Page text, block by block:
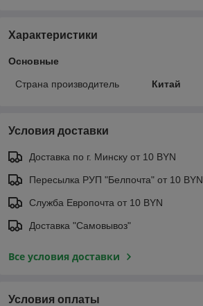
Характеристики
Основные
Страна производитель Китай
Условия доставки
Доставка по г. Минску от 10 BYN
Пересылка РУП "Белпочта" от 10 BYN
Служба Европочта от 10 BYN
Доставка "Самовывоз"
Все условия доставки
Условия оплаты